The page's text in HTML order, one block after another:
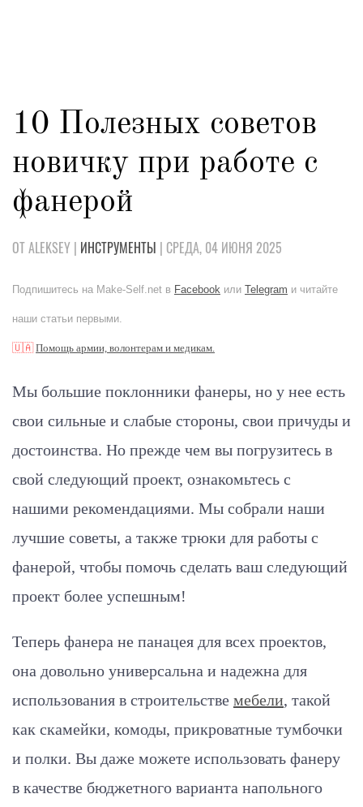
10 Полезных советов
новичку при работе с
фанерой
ОТ ALEKSEY | ИНСТРУМЕНТЫ | СРЕДА, 04 ИЮНЯ 2025
Подпишитесь на Make-Self.net в Facebook или Telegram и читайте
наши статьи первыми.
🇺🇦Помощь армии, волонтерам и медикам.
Мы большие поклонники фанеры, но у нее есть
свои сильные и слабые стороны, свои причуды и
достоинства. Но прежде чем вы погрузитесь в
свой следующий проект, ознакомьтесь с
нашими рекомендациями. Мы собрали наши
лучшие советы, а также трюки для работы с
фанерой, чтобы помочь сделать ваш следующий
проект более успешным!
Теперь фанера не панацея для всех проектов,
она довольно универсальна и надежна для
использования в строительстве мебели, такой
как скамейки, комоды, прикроватные тумбочки
и полки. Вы даже можете использовать фанеру
в качестве бюджетного варианта напольного